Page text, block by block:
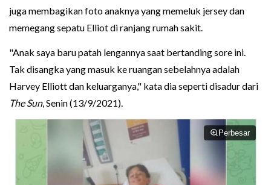
juga membagikan foto anaknya yang memeluk jersey dan
memegang sepatu Elliot di ranjang rumah sakit.
"Anak saya baru patah lengannya saat bertanding sore ini.
Tak disangka yang masuk ke ruangan sebelahnya adalah
Harvey Elliott dan keluarganya," kata dia seperti disadur dari
The Sun, Senin (13/9/2021).
Perbesar